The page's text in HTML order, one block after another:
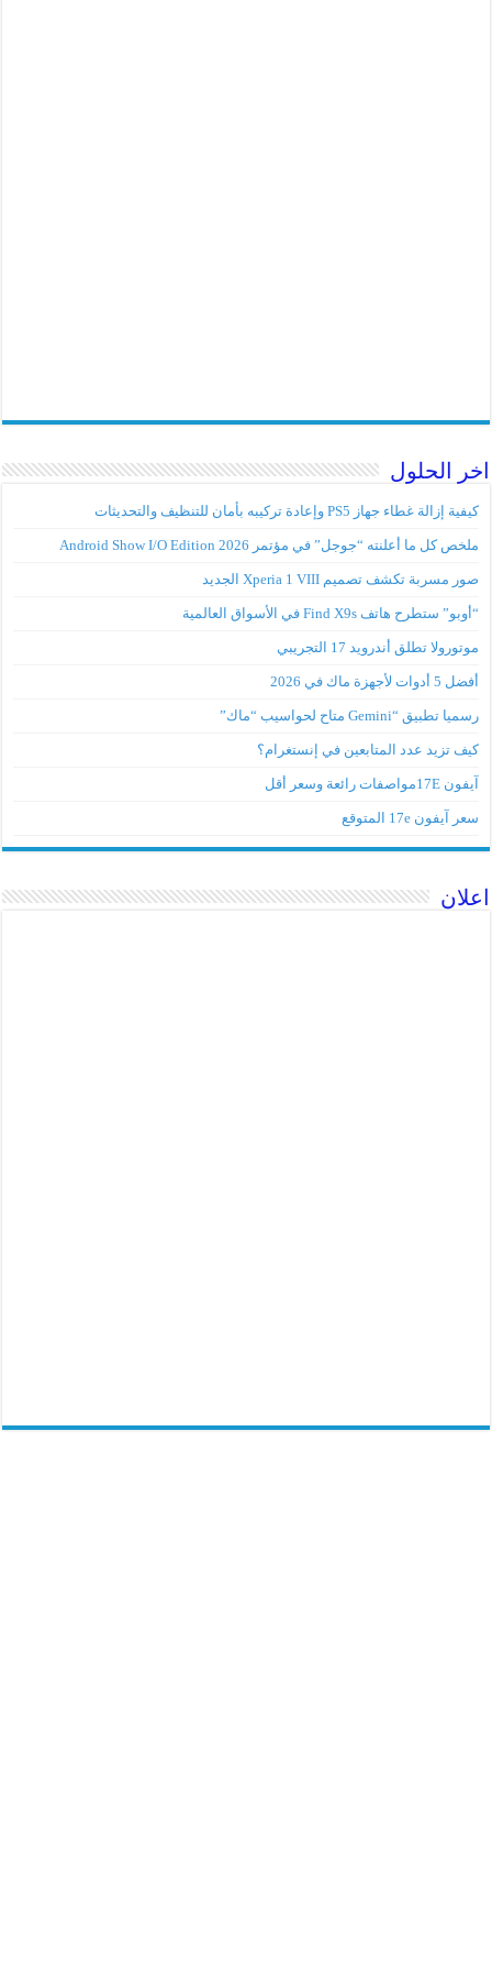
اخر الحلول
كيفية إزالة غطاء جهاز PS5 وإعادة تركيبه بأمان للتنظيف والتحديثات
ملخص كل ما أعلنته “جوجل” في مؤتمر Android Show I/O Edition 2026
صور مسربة تكشف تصميم Xperia 1 VIII الجديد
“أوبو” ستطرح هاتف Find X9s في الأسواق العالمية
موتورولا تطلق أندرويد 17 التجريبي
أفضل 5 أدوات لأجهزة ماك في 2026
رسميا تطبيق “Gemini متاح لحواسيب “ماك”
كيف تزيد عدد المتابعين في إنستغرام؟
آيفون 17Eمواصفات رائعة وسعر أقل
سعر آيفون 17e المتوقع
اعلان